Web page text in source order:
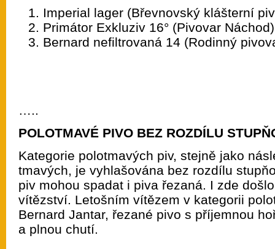
Imperial lager (Břevnovský klášterní
Primátor Exkluziv 16° (Pivovar Náchod)
Bernard nefiltrovaná 14 (Rodinný
…..
POLOTMAVÉ PIVO BEZ ROZDÍLU
Kategorie polotmavých piv, stejně jako
tmavých, je vyhlašována bez rozdílu
piv mohou spadat i piva řezaná. I zde
vítězství. Letošním vítězem v kategorii
Bernard Jantar, řezané pivo s příjemnou
a plnou chutí.